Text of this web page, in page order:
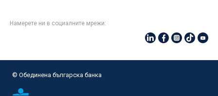
Намерете ни в социалните мрежи:
© Oбединена българска банка